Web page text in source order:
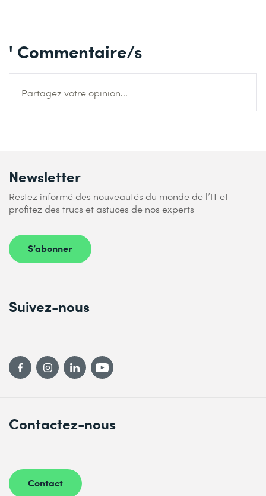
' Commentaire/s
Partagez votre opinion...
Newsletter
Restez informé des nouveautés du monde de l’IT et
profitez des trucs et astuces de nos experts
S’abonner
Contactez-nous
Contact
Suivez-nous